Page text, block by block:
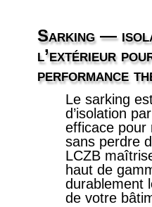
Sarking —
l’extérieur
performance
Le sarking
d’isolation
efficace pour
sans perdre
LCZB
haut de
durablement
de votre